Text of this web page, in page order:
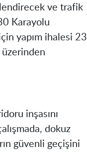
ve trafik
Karayolu
yapım ihalesi 23
inşasını
dokuz
güvenli geçişini